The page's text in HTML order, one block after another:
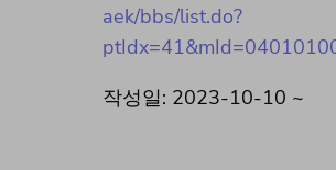
aek/bbs/list.do?
작성일: 2023-10-10 ~